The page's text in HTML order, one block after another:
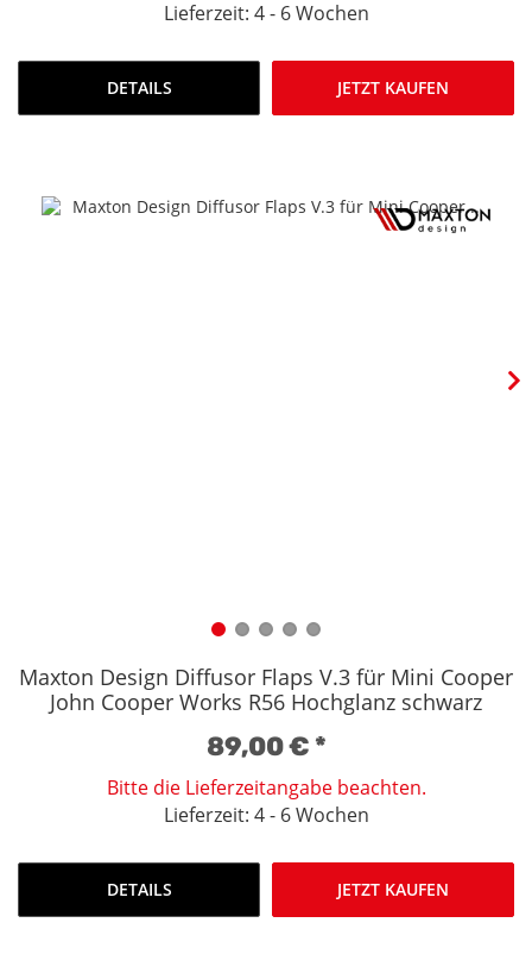
Lieferzeit: 4 - 6 Wochen
DETAILS JETZT KAUFEN
Maxton Design Diffusor Flaps V.3 für Mini Cooper
John Cooper Works R56 Hochglanz schwarz
89,00 €*
Bitte die Lieferzeitangabe beachten.
Lieferzeit: 4 - 6 Wochen
DETAILS JETZT KAUFEN